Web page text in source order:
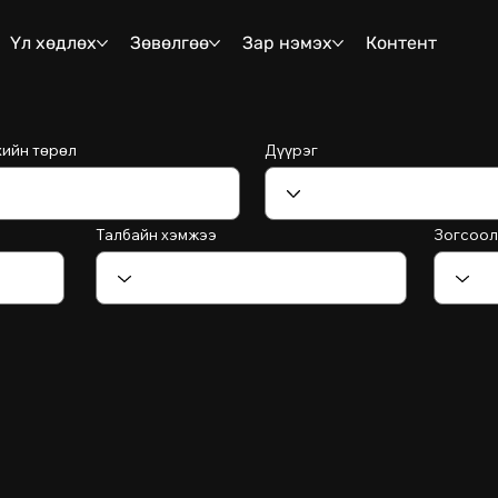
Үл хөдлөх Зөвөлгөө Зар нэмэх Контент
төрөл Дүүрэг
Талбайн хэмжээ